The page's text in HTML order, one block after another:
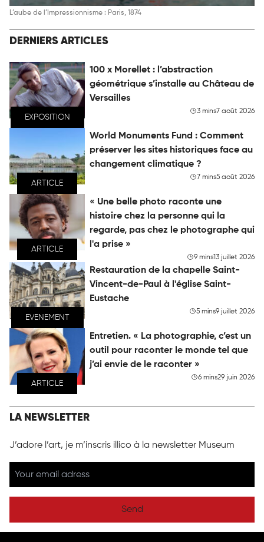
L’aube de l’Impressionnisme : Paris, 1874
DERNIERS ARTICLES
EXPOSITION
100 x Morellet : l’abstraction
géométrique s’installe au Château de
Versailles
3 mins7 août 2026
ARTICLE
World Monuments Fund : Comment
préserver les sites historiques face au
changement climatique ?
7 mins5 août 2026
ARTICLE
« Une belle photo raconte une
histoire chez la personne qui la
regarde, pas chez le photographe qui
l'a prise »
9 mins13 juillet 2026
EVENEMENT
Restauration de la chapelle Saint-
Vincent-de-Paul à l'église Saint-
Eustache
5 mins9 juillet 2026
ARTICLE
Entretien. « La photographie, c’est un
outil pour raconter le monde tel que
j’ai envie de le raconter »
6 mins29 juin 2026
LA NEWSLETTER
J’adore l’art, je m’inscris illico à la newsletter Museum
Send